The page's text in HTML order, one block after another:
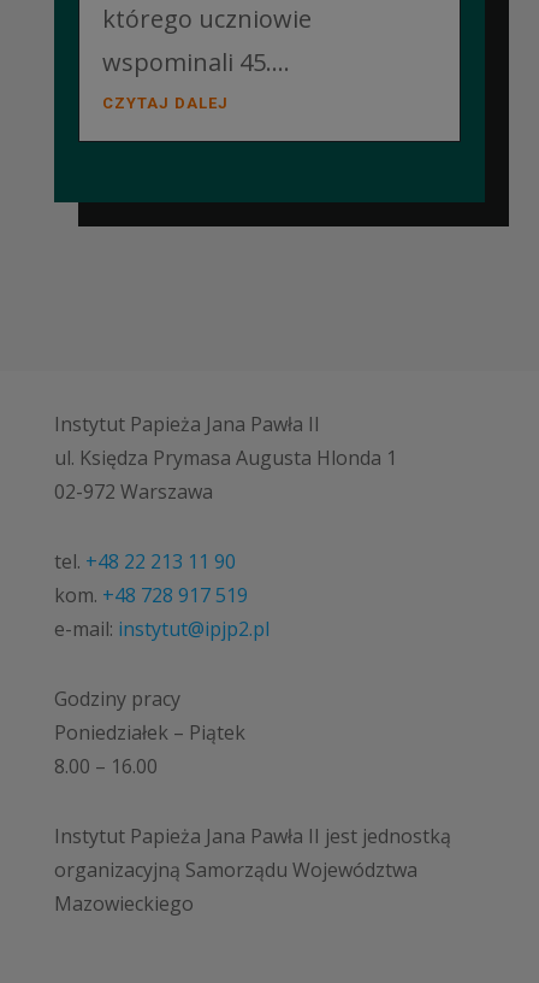
którego uczniowie
wspominali 45....
CZYTAJ DALEJ
Instytut Papieża Jana Pawła II
ul. Księdza Prymasa Augusta Hlonda 1
02-972 Warszawa
tel. +48 22 213 11 90
kom. +48 728 917 519
e-mail: instytut@ipjp2.pl
Godziny pracy
Poniedziałek – Piątek
8.00 – 16.00
Instytut Papieża Jana Pawła II jest jednostką
organizacyjną Samorządu Województwa
Mazowieckiego